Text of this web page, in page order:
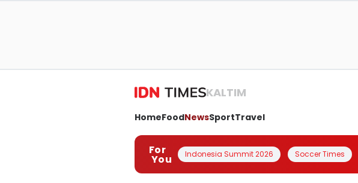
KALTIM
HomeFoodNewsSportTravel
For
You Indonesia Summit 2026 Soccer Times